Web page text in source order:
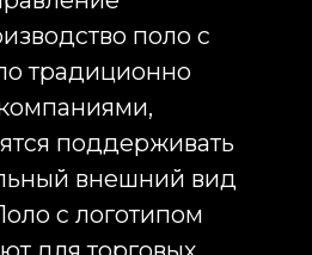
для
и
В
внимание